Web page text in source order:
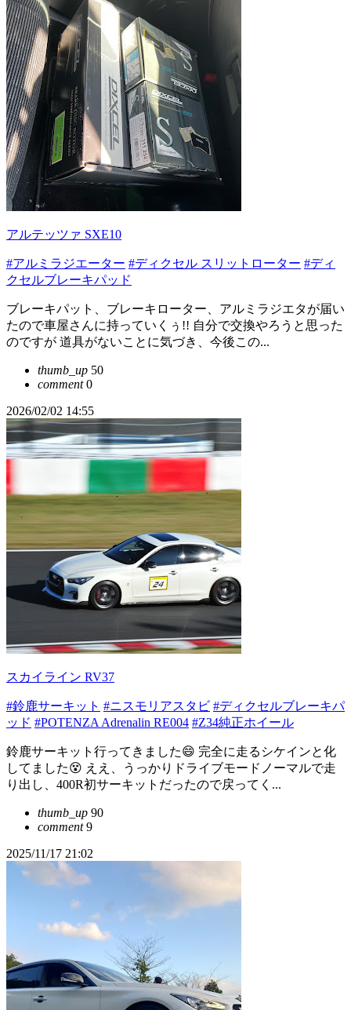
アルテッツァ SXE10
#アルミラジエーター #ディクセル スリットローター #ディ
クセルブレーキパッド
ブレーキパット、ブレーキローター、アルミラジエタが届い
たので車屋さんに持っていくぅ!! 自分で交換やろうと思った
のですが 道具がないことに気づき、今後この...
thumb_up 50
comment0
2026/02/02 14:55
スカイライン RV37
#鈴鹿サーキット #ニスモリアスタビ #ディクセルブレーキパ
ッド #POTENZA Adrenalin RE004 #Z34純正ホイール
鈴鹿サーキット行ってきました😄 完全に走るシケインと化
してました😵 ええ、うっかりドライブモードノーマルで走
り出し、400R初サーキットだったので戻ってく...
thumb_up 90
comment9
2025/11/17 21:02